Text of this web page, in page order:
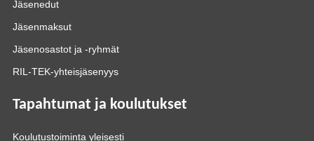
Jäsenedut
Jäsenmaksut
Jäsenosastot ja -ryhmät
RIL-TEK-yhteisjäsenyys
Tapahtumat ja koulutukset
Koulutustoiminta yleisesti